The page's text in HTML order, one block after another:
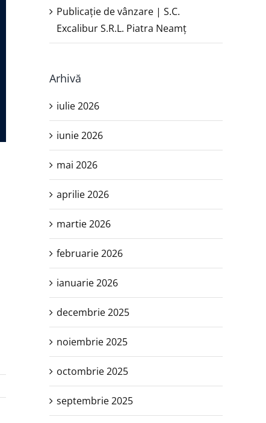
Publicație de vânzare | S.C.
Excalibur S.R.L. Piatra Neamţ
Arhivă
iulie 2026
iunie 2026
mai 2026
aprilie 2026
martie 2026
februarie 2026
ianuarie 2026
decembrie 2025
noiembrie 2025
octombrie 2025
septembrie 2025